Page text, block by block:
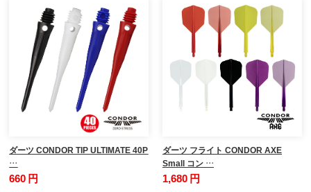
ダーツ CONDOR TIP ULTIMATE 40P
…
660 円
ダーツ フライト CONDOR AXE
Small コン …
1,680 円